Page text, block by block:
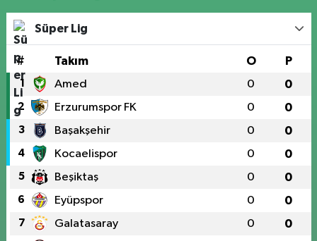
Süper Lig
# Takım O P
1 Amed 0 0
2 Erzurumspor FK 0 0
3 Başakşehir 0 0
4 Kocaelispor 0 0
5 Beşiktaş 0 0
6 Eyüpspor 0 0
7 Galatasaray 0 0